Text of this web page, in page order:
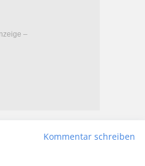
Kommentar schreiben